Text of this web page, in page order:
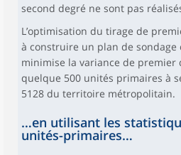
second degré ne sont pas
L’optimisation du tirage de
à construire un plan de sondage
minimise la variance de premier
quelque 500 unités primaires à
5128 du territoire métropolitain.
…en utilisant les
unités-primaires…